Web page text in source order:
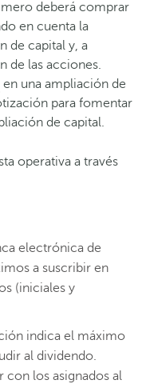
deberá comprar
en cuenta la
de capital y, a
de las acciones.
en una ampliación de
para fomentar
de capital.
operativa a través
electrónica de
a suscribir en
(iniciales y
indica el máximo
al dividendo.
con los asignados al